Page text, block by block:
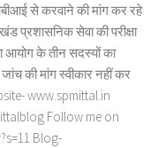
से करवाने की मांग कर रहे
प्रशासनिक सेवा की परीक्षा
आयोग के तीन सदस्यों का
की मांग स्वीकार नहीं कर
www.spmittal.in
Follow me on
Blog-